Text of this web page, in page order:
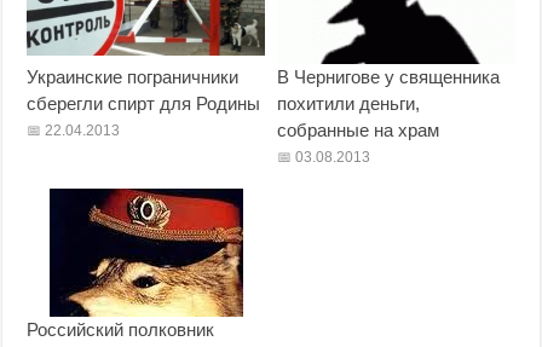
Украинские пограничники
сберегли спирт для Родины
22.04.2013
В Чернигове у священника
похитили деньги,
собранные на храм
03.08.2013
Российский полковник